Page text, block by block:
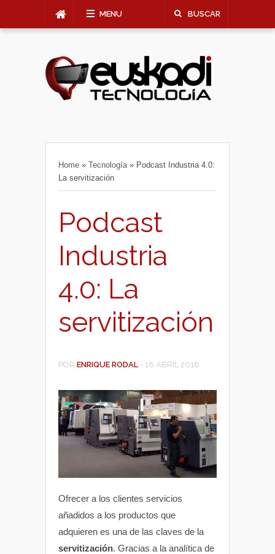
MENU BUSCAR
Home » Tecnología » Podcast Industria 4.0:
La servitización
Podcast
Industria
4.0: La
servitización
POR ENRIQUE RODAL - 18 ABRIL 2018
Ofrecer a los clientes servicios
añadidos a los productos que
adquieren es una de las claves de la
servitización. Gracias a la analítica de